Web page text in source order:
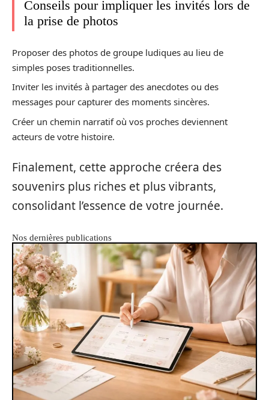
Conseils pour impliquer les invités lors de
la prise de photos
Proposer des photos de groupe ludiques au lieu de
simples poses traditionnelles.
Inviter les invités à partager des anecdotes ou des
messages pour capturer des moments sincères.
Créer un chemin narratif où vos proches deviennent
acteurs de votre histoire.
Finalement, cette approche créera des
souvenirs plus riches et plus vibrants,
consolidant l’essence de votre journée.
Nos dernières publications